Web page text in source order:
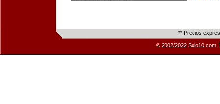
** Precios
© 2002/2022 Solo10.com